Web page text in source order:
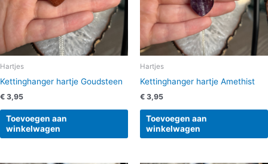
Hartjes
Kettinghanger hartje Goudsteen
€ 3,95
Toevoegen aan
winkelwagen
Hartjes
Kettinghanger hartje Amethist
€ 3,95
Toevoegen aan
winkelwagen